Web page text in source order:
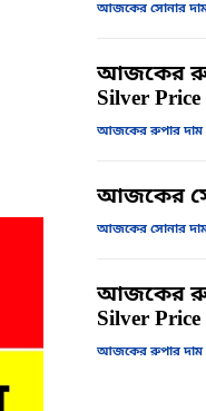
আজকের সোনার
আজকের
Silver
আজকের রুপার দাম
আজকের
আজকের সোনার
আজকের
Silver
আজকের রুপার দাম